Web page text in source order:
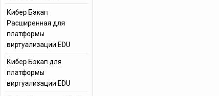
Кибер Бэкап
Расширенная для
платформы
виртуализации EDU
Кибер Бэкап для
платформы
виртуализации EDU